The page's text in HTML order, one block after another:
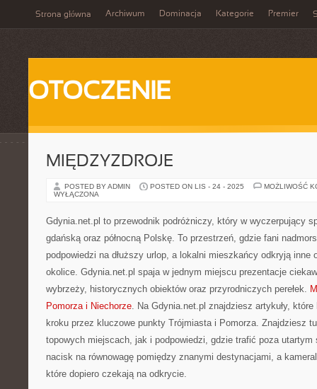
Strona główna Archiwum Dominacja Kategorie Premier
OTOCZENIE
MIĘDZYZDROJE
POSTED BY ADMIN POSTED ON LIS - 24 - 2025
MOŻLIWOŚĆ
WYŁĄCZONA
Gdynia.net.pl to przewodnik podróżniczy, który w wyczerpujący
gdańską oraz północną Polskę. To przestrzeń, gdzie fani
podpowiedzi na dłuższy urlop, a lokalni mieszkańcy odkryją inne
okolice. Gdynia.net.pl spaja w jednym miejscu prezentacje
wybrzeży, historycznych obiektów oraz przyrodniczych perełek.
Pomorza i Niechorze. Na Gdynia.net.pl znajdziesz artykuły,
kroku przez kluczowe punkty Trójmiasta i Pomorza. Znajdziesz
topowych miejscach, jak i podpowiedzi, gdzie trafić poza utartym
nacisk na równowagę pomiędzy znanymi destynacjami, a
które dopiero czekają na odkrycie.